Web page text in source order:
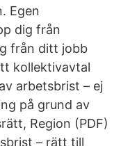
Egen
dig från
från ditt jobb
kollektivavtal
arbetsbrist – ej
på grund av
Region (PDF)
– rätt till